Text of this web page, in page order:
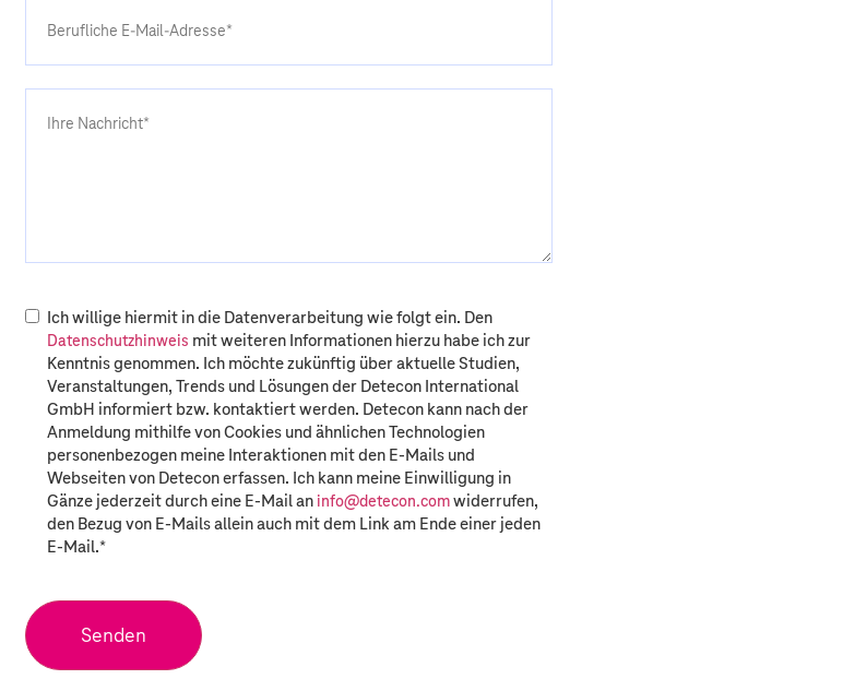
Ich willige hiermit in die Datenverarbeitung wie folgt ein. Den
Datenschutzhinweis mit weiteren Informationen hierzu habe ich zur
Kenntnis genommen. Ich möchte zukünftig über aktuelle Studien,
Veranstaltungen, Trends und Lösungen der Detecon International
GmbH informiert bzw. kontaktiert werden. Detecon kann nach der
Anmeldung mithilfe von Cookies und ähnlichen Technologien
personenbezogen meine Interaktionen mit den E-Mails und
Webseiten von Detecon erfassen. Ich kann meine Einwilligung in
Gänze jederzeit durch eine E-Mail an info@detecon.comwiderrufen,
den Bezug von E-Mails allein auch mit dem Link am Ende einer jeden
E-Mail.*